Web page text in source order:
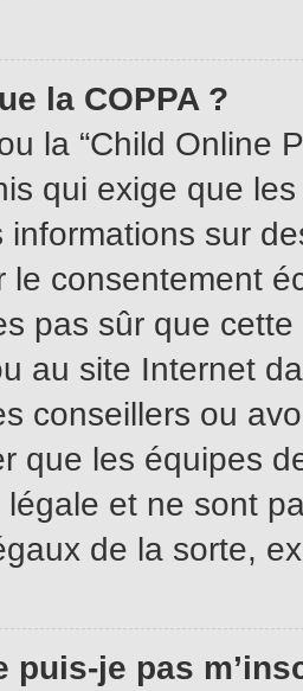
la COPPA ?
la “Child Online
qui exige que
informations sur
le consentement
pas sûr que
au site Internet
conseillers ou
que les équipes
légale et ne sont
de la sorte,
puis-je pas